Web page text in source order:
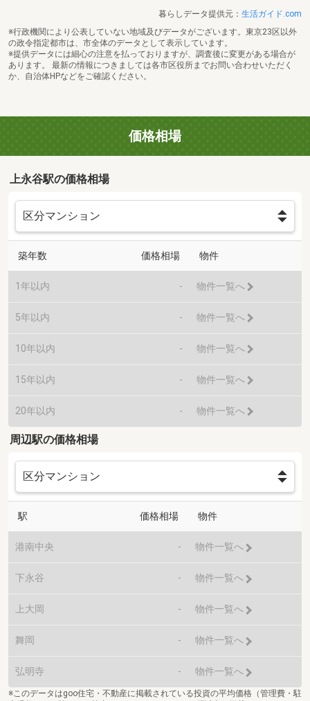
暮らしデータ提供元： 生活ガイド.com
※行政機関により公表していない地域及びデータがございます。東京23区以外
の政令指定都市は、市全体のデータとして表示しています。
※提供データには細心の注意を払っておりますが、調査後に変更がある場合が
あります。 最新の情報につきましては各市区役所までお問い合わせいただく
か、自治体HPなどをご確認ください。
価格相場
上永谷駅の価格相場
築年数 価格相場 物件
1年以内 - 物件一覧へ
5年以内 - 物件一覧へ
10年以内 - 物件一覧へ
15年以内 - 物件一覧へ
20年以内 - 物件一覧へ
周辺駅の価格相場
駅 価格相場 物件
港南中央 - 物件一覧へ
下永谷 - 物件一覧へ
上大岡 - 物件一覧へ
舞岡 - 物件一覧へ
弘明寺 - 物件一覧へ
※このデータはgoo住宅・不動産に掲載されている投資の平均価格（管理費・駐